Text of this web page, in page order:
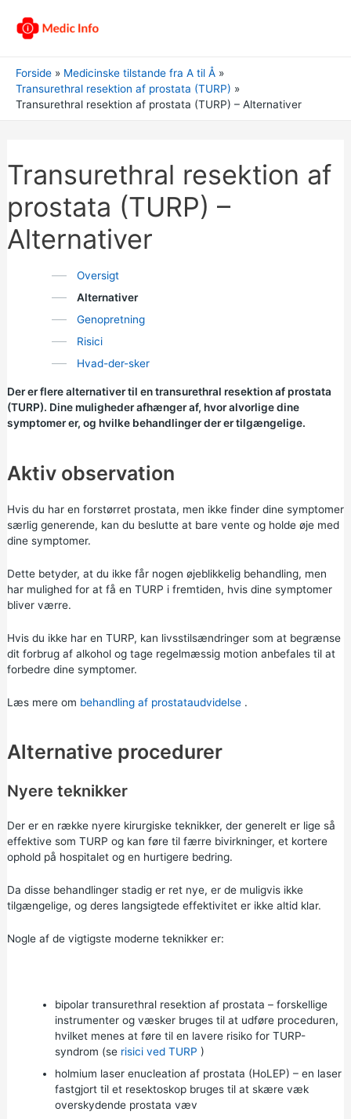
Forside
Medicinske tilstande fra A til Å
Transurethral resektion af prostata (TURP)
Transurethral resektion af prostata (TURP) – Alternativer
Transurethral resektion af
prostata (TURP) –
Alternativer
Oversigt
Alternativer
Genopretning
Risici
Hvad-der-sker
Der er flere alternativer til en transurethral resektion af prostata
(TURP). Dine muligheder afhænger af, hvor alvorlige dine
symptomer er, og hvilke behandlinger der er tilgængelige.
Aktiv observation
Hvis du har en forstørret prostata, men ikke finder dine symptomer
særlig generende, kan du beslutte at bare vente og holde øje med
dine symptomer.
Dette betyder, at du ikke får nogen øjeblikkelig behandling, men
har mulighed for at få en TURP i fremtiden, hvis dine symptomer
bliver værre.
Hvis du ikke har en TURP, kan livsstilsændringer som at begrænse
dit forbrug af alkohol og tage regelmæssig motion anbefales til at
forbedre dine symptomer.
Læs mere om behandling af prostataudvidelse.
Alternative procedurer
Nyere teknikker
Der er en række nyere kirurgiske teknikker, der generelt er lige så
effektive som TURP og kan føre til færre bivirkninger, et kortere
ophold på hospitalet og en hurtigere bedring.
Da disse behandlinger stadig er ret nye, er de muligvis ikke
tilgængelige, og deres langsigtede effektivitet er ikke altid klar.
Nogle af de vigtigste moderne teknikker er:
bipolar transurethral resektion af prostata – forskellige
instrumenter og væsker bruges til at udføre proceduren,
hvilket menes at føre til en lavere risiko for TURP-
syndrom (se risici ved TURP )
holmium laser enucleation af prostata (HoLEP) – en laser
fastgjort til et resektoskop bruges til at skære væk
overskydende prostata væv